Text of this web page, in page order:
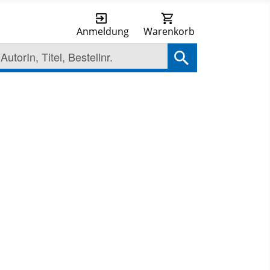
Anmeldung Warenkorb